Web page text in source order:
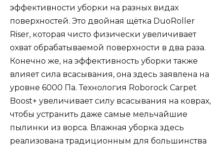
эффективности уборки на разных видах
поверхностей. Это двойная щётка DuoRoller
Riser, которая чисто физически увеличивает
охват обрабатываемой поверхности в два раза.
Конечно же, на эффективность уборки также
влияет сила всасывания, она здесь заявлена на
уровне 6000 Па. Технология Roborock Carpet
Boost+ увеличивает силу всасывания на коврах,
чтобы устранить даже самые мельчайшие
пылинки из ворса. Влажная уборка здесь
реализована традиционным для большинства